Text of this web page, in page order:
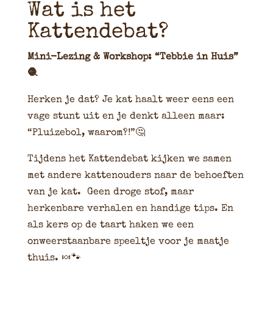
Wat is het
Kattendebat?
Mini-Lezing & Workshop: “Tebbie in Huis”
🧶
Herken je dat? Je kat haalt weer eens een
vage stunt uit en je denkt alleen maar:
“Pluizebol, waarom?!”🤔
Tijdens het Kattendebat kijken we samen
met andere kattenouders naar de behoeften
van je kat. Geen droge stof, maar
herkenbare verhalen en handige tips. En
als kers op de taart haken we een
onweerstaanbare speeltje voor je maatje
thuis. 🍬🐾